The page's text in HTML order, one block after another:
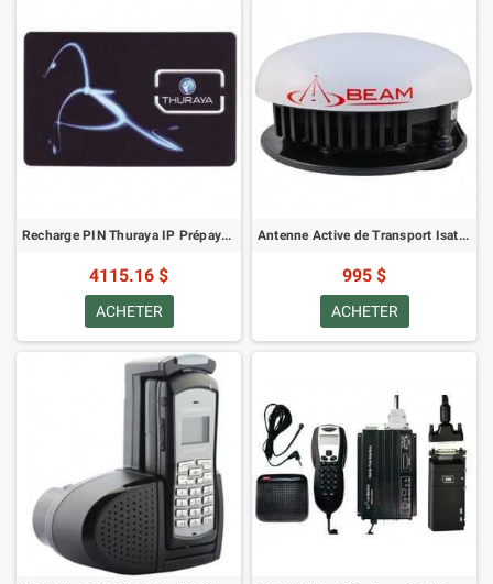
Recharge PIN Thuraya IP Prépayé 30 Go
4115.16 $
ACHETER
Antenne Active de Transport IsatDOCK (Magnétique)
995 $
ACHETER